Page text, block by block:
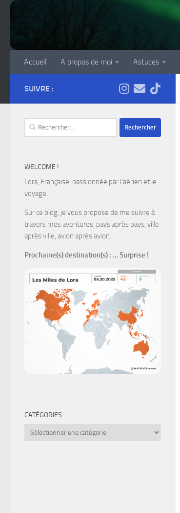
Accueil A propos de moi Astuces
SUIVRE :
Rechercher :
WELCOME !
Lora, Française, passionnée par l’aérien et le
voyage.
Sur ce blog, je vous propose de me suivre à
travers mes aventures, pays après pays, ville
après ville, avion après avion.
Prochaine(s) destination(s) : … Surprise !
CATÉGORIES
Catégories